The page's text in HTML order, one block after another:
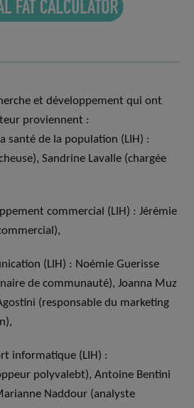
et développement qui ont
proviennent :
santé de la population (LIH) :
Sandrine Lavalle (chargée
commercial (LIH) : Jérémie
(LIH) : Noémie Guerisse
de communauté), Joanna Muz
(responsable du marketing
informatique (LIH) :
polyvalebt), Antoine Bentini
Naddour (analyste